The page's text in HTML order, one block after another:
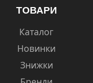
ТОВАРИ
Каталог
Новинки
Знижки